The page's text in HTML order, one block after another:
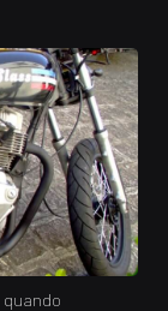
quando